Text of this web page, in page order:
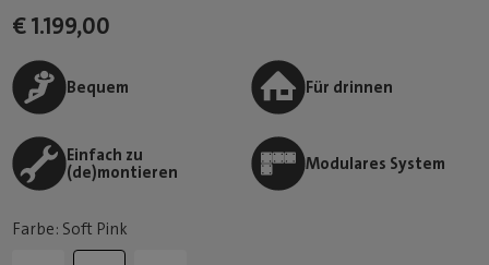
€ 1.199,00
Bequem Für drinnen
Einfach zu
(de)montieren
Modulares System
Farbe: Soft Pink